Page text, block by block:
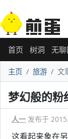
首页 树洞 无聊
主页 旅游 文
梦幻般的粉
人一 发布于
这看起来象在